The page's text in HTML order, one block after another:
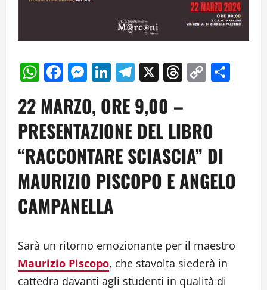
WhatsApp
Facebook
Messenger
LinkedIn
Telegram
X Threads
Copy
22 MARZO, ORE 9,00 –
PRESENTAZIONE DEL LIBRO
“RACCONTARE SCIASCIA” DI
MAURIZIO PISCOPO E ANGELO
CAMPANELLA
Sarà un ritorno emozionante per il maestro
Maurizio Piscopo, che stavolta siederà in
cattedra davanti agli studenti in qualità di